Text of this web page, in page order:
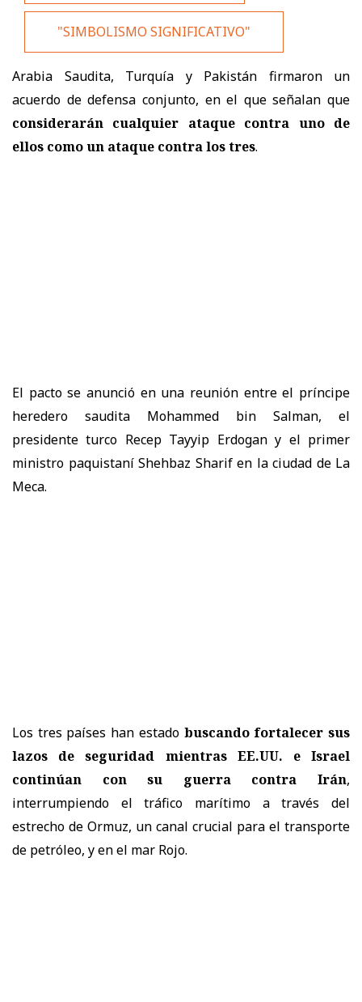
"SIMBOLISMO SIGNIFICATIVO"
Arabia Saudita, Turquía y Pakistán firmaron un
acuerdo de defensa conjunto, en el que señalan que
considerarán cualquier ataque contra uno de
ellos como un ataque contra los tres.
El pacto se anunció en una reunión entre el príncipe
heredero saudita Mohammed bin Salman, el
presidente turco Recep Tayyip Erdogan y el primer
ministro paquistaní Shehbaz Sharif en la ciudad de La
Meca.
Los tres países han estado buscando fortalecer sus
lazos de seguridad mientras EE.UU. e Israel
continúan con su guerra contra Irán,
interrumpiendo el tráfico marítimo a través del
estrecho de Ormuz, un canal crucial para el transporte
de petróleo, y en el mar Rojo.